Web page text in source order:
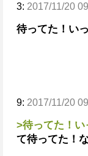
3: 2017/11/20
待ってた！い
9: 2017/11/20
>待ってた！い
て待ってた！